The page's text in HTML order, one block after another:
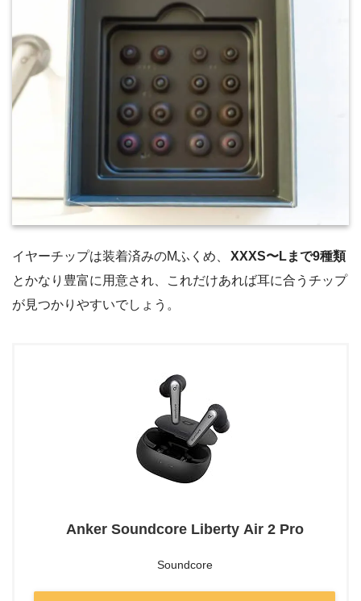
イヤーチップは装着済みのMふくめ、
XXXS〜Lまで9種類
とかなり豊富に用意され、これだけあれば耳に合うチップ
が見つかりやすいでしょう。
Anker Soundcore Liberty Air 2 Pro
Soundcore